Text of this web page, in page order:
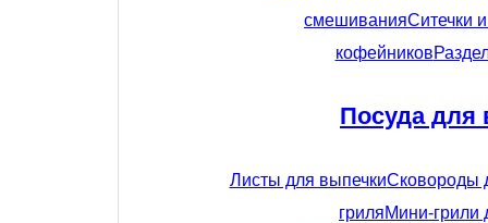
смешиванияСитечки
кофейников
Посуда для
Листы для выпечкиСковороды
гриляМини-грили